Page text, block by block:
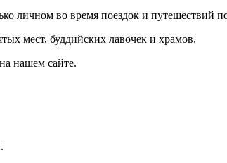
личном во время поездок и путешествий
мест, буддийских лавочек и храмов.
нашем сайте.